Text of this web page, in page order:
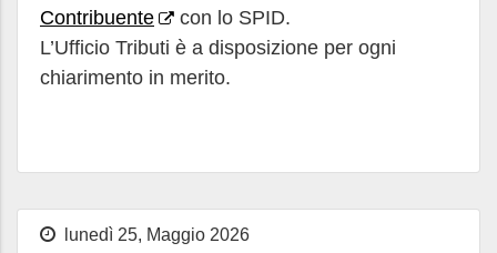
Contribuente
con lo SPID.
L’Ufficio Tributi è a disposizione per ogni
chiarimento in merito.
lunedì 25, Maggio 2026